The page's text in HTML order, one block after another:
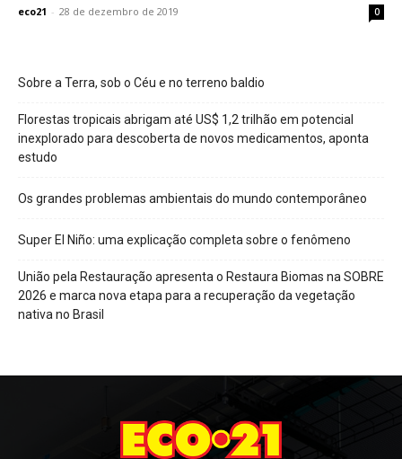
eco21 - 28 de dezembro de 2019 0
Sobre a Terra, sob o Céu e no terreno baldio
Florestas tropicais abrigam até US$ 1,2 trilhão em potencial
inexplorado para descoberta de novos medicamentos, aponta
estudo
Os grandes problemas ambientais do mundo contemporâneo
Super El Niño: uma explicação completa sobre o fenômeno
União pela Restauração apresenta o Restaura Biomas na SOBRE
2026 e marca nova etapa para a recuperação da vegetação
nativa no Brasil